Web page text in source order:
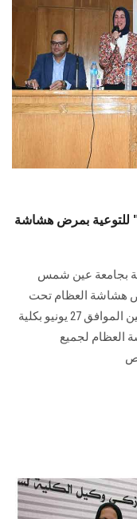
بمرض هشاشة
بجامعة عين شمس
هشاشة العظام تحت
عنوان "متنكسريش & متنكسرش" اليوم الإثنين الموافق 27 يونيو بكلية
العظام لجميع